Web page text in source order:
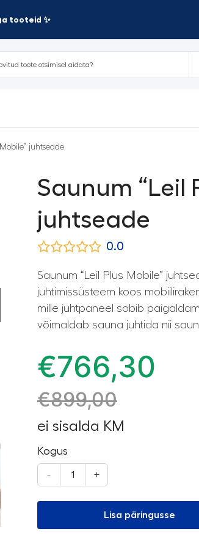
tooteid ✨
juhtseade
Saunum “Leil
juhtseade
0.0
Saunum “Leil Plus Mobile”
juhtimissüsteem koos
mille juhtpaneel sobib
võimaldab sauna juhtida nii
€766,30
€899,00
ei sisalda KM
Kogus
- +
Lisa päringusse